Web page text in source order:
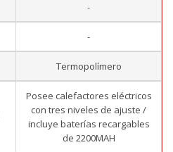
-
-
Termopolímero
Posee calefactores eléctricos
con tres niveles de ajuste /
incluye baterías recargables
de 2200MAH